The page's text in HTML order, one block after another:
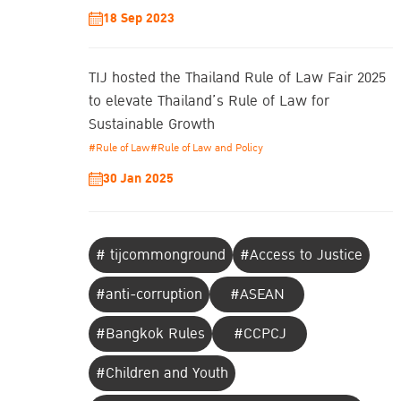
18 Sep 2023
TIJ hosted the Thailand Rule of Law Fair 2025
to elevate Thailand’s Rule of Law for
Sustainable Growth
#Rule of Law#Rule of Law and Policy
30 Jan 2025
# tijcommonground
#Access to Justice
#anti-corruption
#ASEAN
#Bangkok Rules
#CCPCJ
#Children and Youth